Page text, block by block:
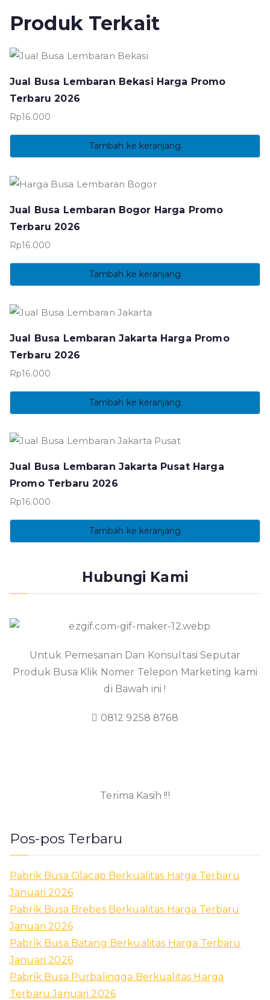
Produk Terkait
Jual Busa Lembaran Bekasi Harga Promo
Terbaru 2026
Rp16.000
Tambah ke keranjang
Jual Busa Lembaran Bogor Harga Promo
Terbaru 2026
Rp16.000
Tambah ke keranjang
Jual Busa Lembaran Jakarta Harga Promo
Terbaru 2026
Rp16.000
Tambah ke keranjang
Jual Busa Lembaran Jakarta Pusat Harga
Promo Terbaru 2026
Rp16.000
Tambah ke keranjang
Hubungi Kami
Untuk Pemesanan Dan Konsultasi Seputar
Produk Busa Klik Nomer Telepon Marketing kami
di Bawah ini !
0812 9258 8768
Terima Kasih !!!
Pos-pos Terbaru
Pabrik Busa Cilacap Berkualitas Harga Terbaru
Januari 2026
Pabrik Busa Brebes Berkualitas Harga Terbaru
Januari 2026
Pabrik Busa Batang Berkualitas Harga Terbaru
Januari 2026
Pabrik Busa Purbalingga Berkualitas Harga
Terbaru Januari 2026